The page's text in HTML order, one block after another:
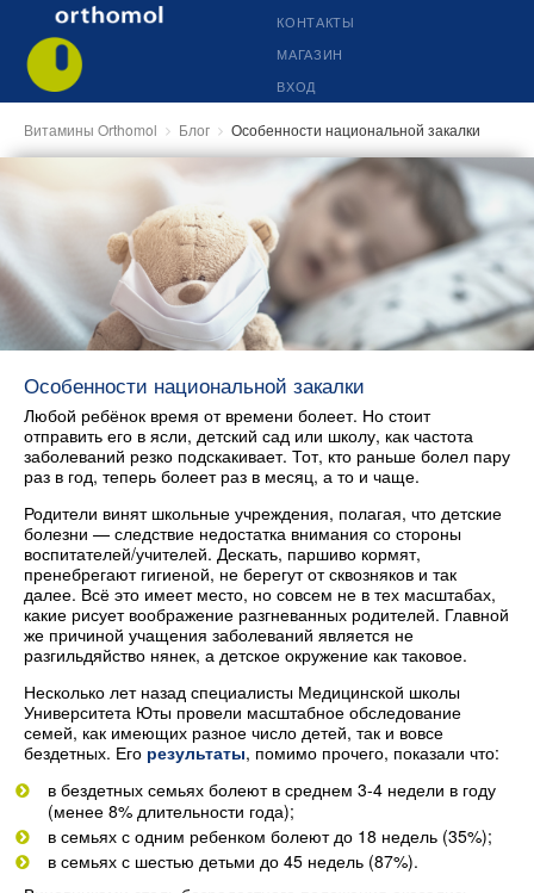
КОНТАКТЫ
МАГАЗИН
ВХОД
Витамины Orthomol Блог Особенности национальной закалки
Особенности национальной закалки
Любой ребёнок время от времени болеет. Но стоит
отправить его в ясли, детский сад или школу, как частота
заболеваний резко подскакивает. Тот, кто раньше болел пару
раз в год, теперь болеет раз в месяц, а то и чаще.
Родители винят школьные учреждения, полагая, что детские
болезни — следствие недостатка внимания со стороны
воспитателей/учителей. Дескать, паршиво кормят,
пренебрегают гигиеной, не берегут от сквозняков и так
далее. Всё это имеет место, но совсем не в тех масштабах,
какие рисует воображение разгневанных родителей. Главной
же причиной учащения заболеваний является не
разгильдяйство нянек, а детское окружение как таковое.
Несколько лет назад специалисты Медицинской школы
Университета Юты провели масштабное обследование
семей, как имеющих разное число детей, так и вовсе
бездетных. Его результаты, помимо прочего, показали что:
в бездетных семьях болеют в среднем 3-4 недели в году
(менее 8% длительности года);
в семьях с одним ребенком болеют до 18 недель (35%);
в семьях с шестью детьми до 45 недель (87%).